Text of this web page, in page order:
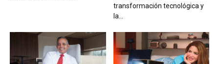
transformación tecnológica y
la...